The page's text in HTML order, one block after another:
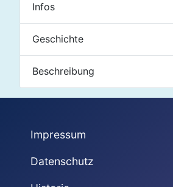
Infos
Geschichte
Beschreibung
Impressum
Datenschutz